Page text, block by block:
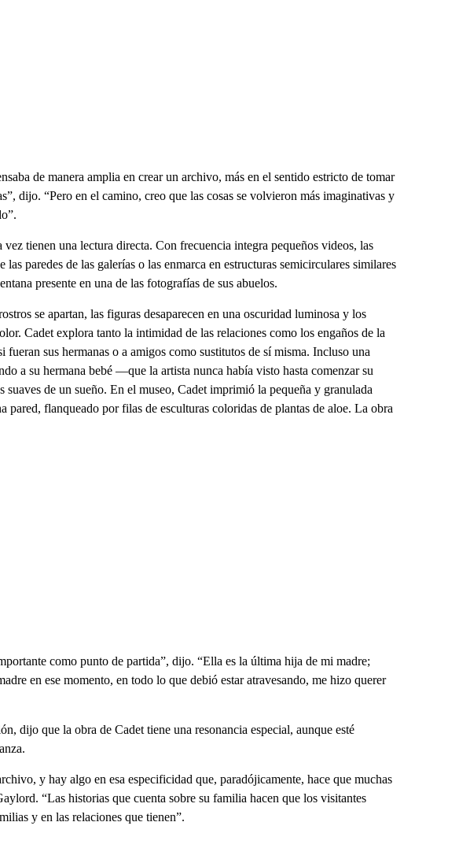
de manera amplia en crear un archivo, más en el sentido estricto de tomar
dijo. “Pero en el camino, creo que las cosas se volvieron más imaginativas y
tienen una lectura directa. Con frecuencia integra pequeños videos, las
paredes de las galerías o las enmarca en estructuras semicirculares similares
presente en una de las fotografías de sus abuelos.
se apartan, las figuras desaparecen en una oscuridad luminosa y los
Cadet explora tanto la intimidad de las relaciones como los engaños de la
fueran sus hermanas o a amigos como sustitutos de sí misma. Incluso una
a su hermana bebé —que la artista nunca había visto hasta comenzar su
de un sueño. En el museo, Cadet imprimió la pequeña y granulada
pared, flanqueado por filas de esculturas coloridas de plantas de aloe. La obra
como punto de partida”, dijo. “Ella es la última hija de mi madre;
en ese momento, en todo lo que debió estar atravesando, me hizo querer
dijo que la obra de Cadet tiene una resonancia especial, aunque esté
y hay algo en esa especificidad que, paradójicamente, hace que muchas
“Las historias que cuenta sobre su familia hacen que los visitantes
y en las relaciones que tienen”.